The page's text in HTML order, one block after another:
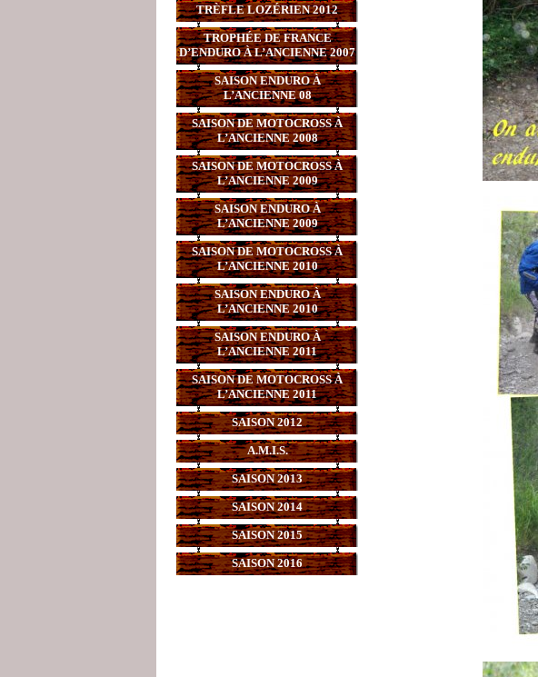
TRÈFLE LOZÉRIEN 2012
TROPHÉE DE FRANCE
D’ENDURO À L’ANCIENNE 2007
SAISON ENDURO À
L’ANCIENNE 08
SAISON DE MOTOCROSS À
L’ANCIENNE 2008
SAISON DE MOTOCROSS À
L’ANCIENNE 2009
SAISON ENDURO À
L’ANCIENNE 2009
SAISON DE MOTOCROSS À
L’ANCIENNE 2010
SAISON ENDURO À
L’ANCIENNE 2010
SAISON ENDURO À
L’ANCIENNE 2011
SAISON DE MOTOCROSS À
L’ANCIENNE 2011
SAISON 2012
A.M.I.S.
SAISON 2013
SAISON 2014
SAISON 2015
SAISON 2016